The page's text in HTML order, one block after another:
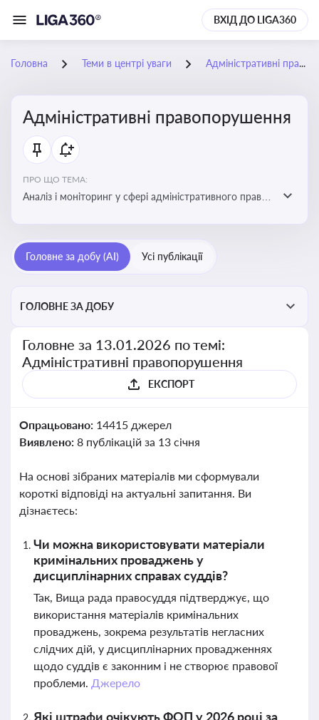
ВХІД ДО LIGA360
Головна Теми в центрі уваги Адміністративні правопорушення
Адміністративні правопорушення
ПРО ЩО ТЕМА:
Аналіз і моніторинг у сфері адміністративного права:
Головне за добу (AI) Усі публікації
ГОЛОВНЕ ЗА ДОБУ
Головне за 13.01.2026 по темі:
Адміністративні правопорушення
ЕКСПОРТ
Опрацьовано: 14415 джерел
Виявлено: 8 публікацій за 13 січня
На основі зібраних матеріалів ми сформували
короткі відповіді на актуальні запитання. Ви
дізнаєтесь:
Чи можна використовувати матеріали
кримінальних проваджень у
дисциплінарних справах суддів?
Так, Вища рада правосуддя підтверджує, що
використання матеріалів кримінальних
проваджень, зокрема результатів негласних
слідчих дій, у дисциплінарних провадженнях
щодо суддів є законним і не створює правової
проблеми. Джерело
Які штрафи очікують ФОП у 2026 році за